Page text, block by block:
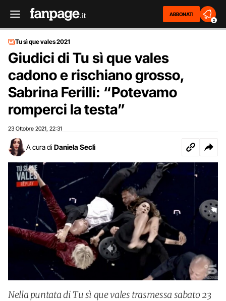
ABBONATI
2
Tu sì que vales 2021
Giudici di Tu sì que vales
cadono e rischiano grosso,
Sabrina Ferilli: “Potevamo
romperci la testa”
23 Ottobre 2021 22:31
A cura di Daniela Seclì
Nella puntata di Tu sì que vales trasmessa sabato 23